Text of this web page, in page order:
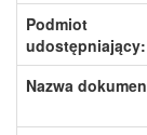
Podmiot
udostępniający:
Nazwa